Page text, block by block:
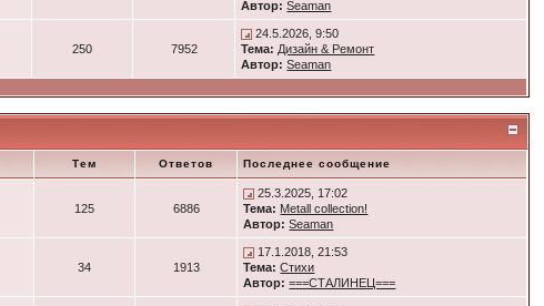
Автор: Seaman
250 7952
24.5.2026, 9:50
Тема: Дизайн & Ремонт
Автор: Seaman
Тем Ответов Последнее сообщение
125 6886
25.3.2025, 17:02
Тема: Metall collection!
Автор: Seaman
34 1913
17.1.2018, 21:53
Тема: Стихи
Автор: ===СТАЛИНЕЦ===